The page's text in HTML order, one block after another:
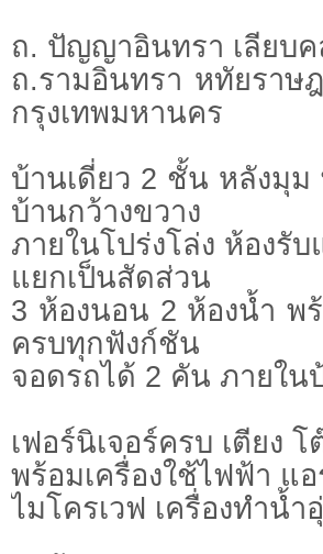
ถ. ปัญญาอินทรา เลียบค
ถ.รามอินทรา หทัยราษ
กรุงเทพมหานคร
บ้านเดี่ยว 2 ชั้น หลังมุ
บ้านกว้างขวาง
ภายในโปร่งโล่ง ห้อง
แยกเป็นสัดส่วน
3 ห้องนอน 2 ห้องน้ำ พ
ครบทุกฟังก์ชัน
จอดรถได้ 2 คัน ภายใน
เฟอร์นิเจอร์ครบ เตียง
พร้อมเครื่องใช้ไฟฟ้า แ
ไมโครเวฟ เครื่องทำน้ำ